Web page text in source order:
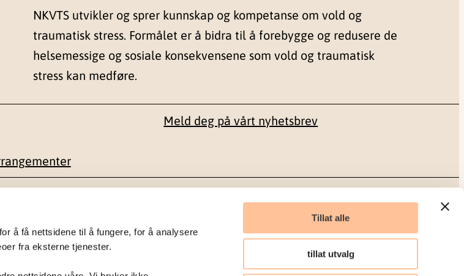
å få nettsidene til å fungere, for å analysere
fra eksterne tjenester.
Tillat alle
tillat utvalg
NKVTS utvikler og sprer kunnskap og kompetanse om vold og
traumatisk stress. Formålet er å bidra til å forebygge og redusere de
helsemessige og sosiale konsekvensene som vold og traumatisk
stress kan medføre.
Meld deg på vårt nyhetsbrev
22 59 55 00
Sosiale medier
Facebook